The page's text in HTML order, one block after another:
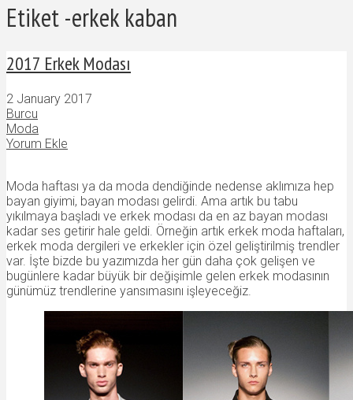
Etiket -erkek kaban
2017 Erkek Modası
2 January 2017
Burcu
Moda
Yorum Ekle
Moda haftası ya da moda dendiğinde nedense aklımıza hep
bayan giyimi, bayan modası gelirdi. Ama artık bu tabu
yıkılmaya başladı ve erkek modası da en az bayan modası
kadar ses getirir hale geldi. Örneğin artık erkek moda haftaları,
erkek moda dergileri ve erkekler için özel geliştirilmiş trendler
var. İşte bizde bu yazımızda her gün daha çok gelişen ve
bugünlere kadar büyük bir değişimle gelen erkek modasının
günümüz trendlerine yansımasını işleyeceğiz.